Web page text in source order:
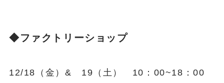
◆ファクトリーショップ
12/18（金）& 19（土） 10：00~18：00